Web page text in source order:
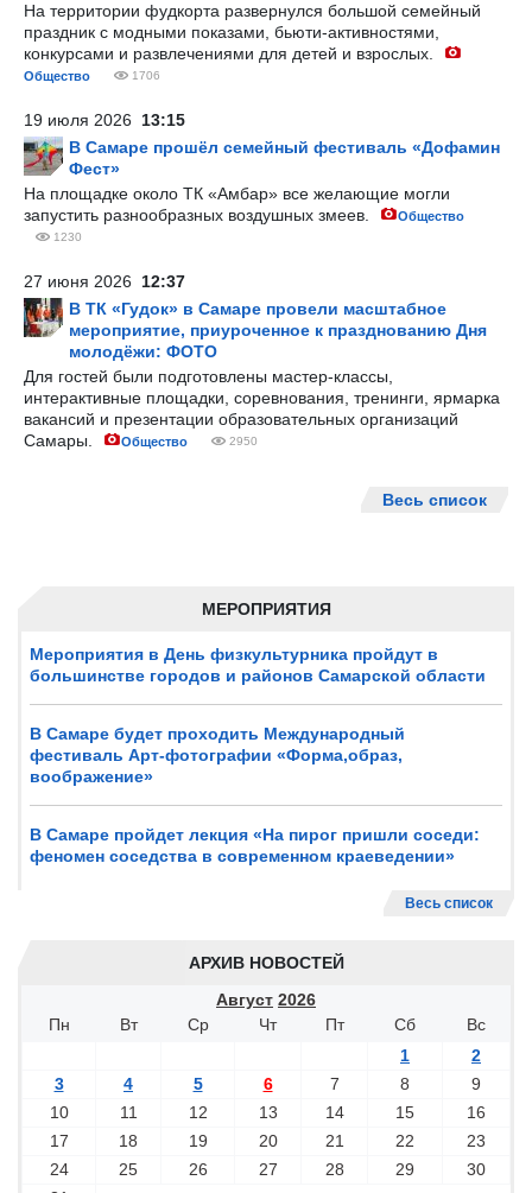
МЕРОПРИЯТИЯ
Мероприятия в День физкультурника пройдут в
большинстве городов и районов Самарской области
В Самаре будет проходить Международный
фестиваль Арт-фотографии «Форма,образ,
воображение»
В Самаре пройдет лекция «На пирог пришли соседи:
феномен соседства в современном краеведении»
Весь список
АРХИВ НОВОСТЕЙ
Август 2026
Пн
Вт Ср Чт Пт Сб
Вс
1
2
3
4 5 6 7 8
9
10
11 12 13 14 15
16
17
18 19 20 21 22
23
24
25 26 27 28 29
30
На территории фудкорта развернулся большой семейный
праздник с модными показами, бьюти-активностями,
конкурсами и развлечениями для детей и взрослых.
Общество 1706
19 июля 2026 13:15
В Самаре прошёл семейный фестиваль «Дофамин
Фест»
На площадке около ТК «Амбар» все желающие могли
запустить разнообразных воздушных змеев.
Общество
1230
27 июня 2026 12:37
В ТК «Гудок» в Самаре провели масштабное
мероприятие, приуроченное к празднованию Дня
молодёжи: ФОТО
Для гостей были подготовлены мастер-классы,
интерактивные площадки, соревнования, тренинги, ярмарка
вакансий и презентации образовательных организаций
Самары.
Общество 2950
Весь список